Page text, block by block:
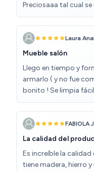
Preciosaaa tal cual
Laura
Mueble salón
Llego en tiempo y
armarlo ( y no fue
bonito ! Se limpia
FABIOLA
La calidad del
Es increíble la
tiene madera, hierro